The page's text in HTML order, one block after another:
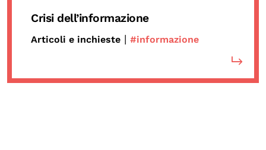
Crisi dell’informazione
Articoli e inchieste | #informazione